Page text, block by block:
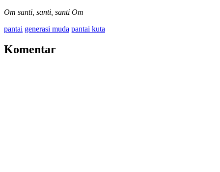
Om santi, santi, santi Om
pantai generasi muda pantai kuta
Komentar